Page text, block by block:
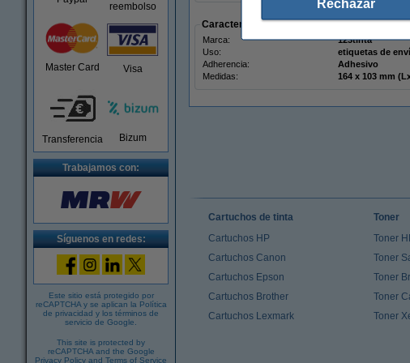
reembolso
Master Card Visa
Transferencia Bizum
Trabajamos con:
Síguenos en redes:
Este sitio está protegido por
reCAPTCHA y se aplican la Política
de privacidad y los términos de
servicio de Google
This site is protected by
reCAPTCHA and the Google
Privacy Policy and Terms of Service
Características
Marca: 123tinta
Uso:
etiquetas de
Adherencia:
Adhesivo
Medidas:
164 x 103 mm
Cartuchos de tinta
Cartuchos HP
Cartuchos Canon
Cartuchos Epson
Cartuchos Brother
Cartuchos Lexmark
Toner
Toner
Toner
Toner
Toner
Toner
Rechazar